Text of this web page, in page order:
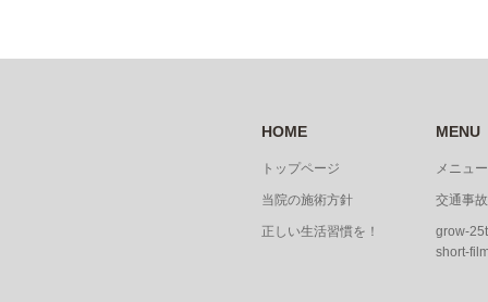
HOME
トップページ
当院の施術方針
正しい生活習慣を！
MENU
メニュ
交通事
grow-
short-